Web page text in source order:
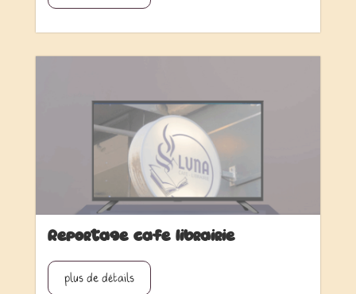
Reportage café librairie
plus de détails